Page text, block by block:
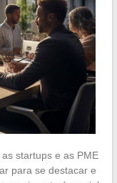
startups e as PME
para se destacar e